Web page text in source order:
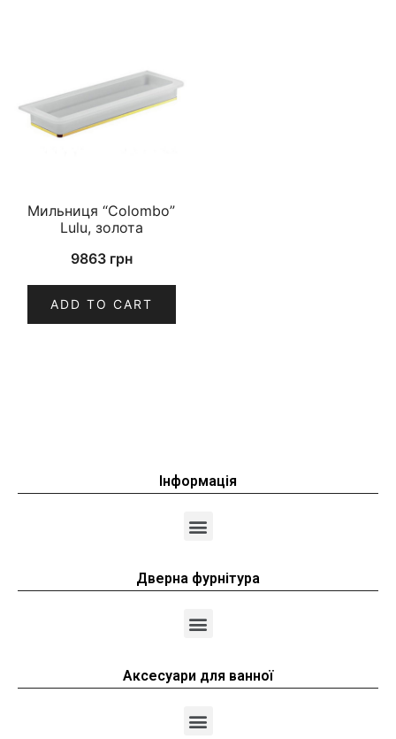
Мильниця “Colombo”
Lulu, золота
9863 грн
ADD TO CART
Інформація
Дверна фурнітура
Аксесуари для ванної